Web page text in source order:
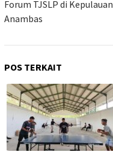
Forum TJSLP di Kepulauan
Anambas
POS TERKAIT